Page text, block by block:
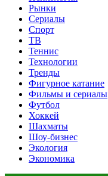
Рынки
Сериалы
Спорт
ТВ
Теннис
Технологии
Тренды
Фигурное катание
Фильмы и сериалы
Футбол
Хоккей
Шахматы
Шоу-бизнес
Экология
Экономика